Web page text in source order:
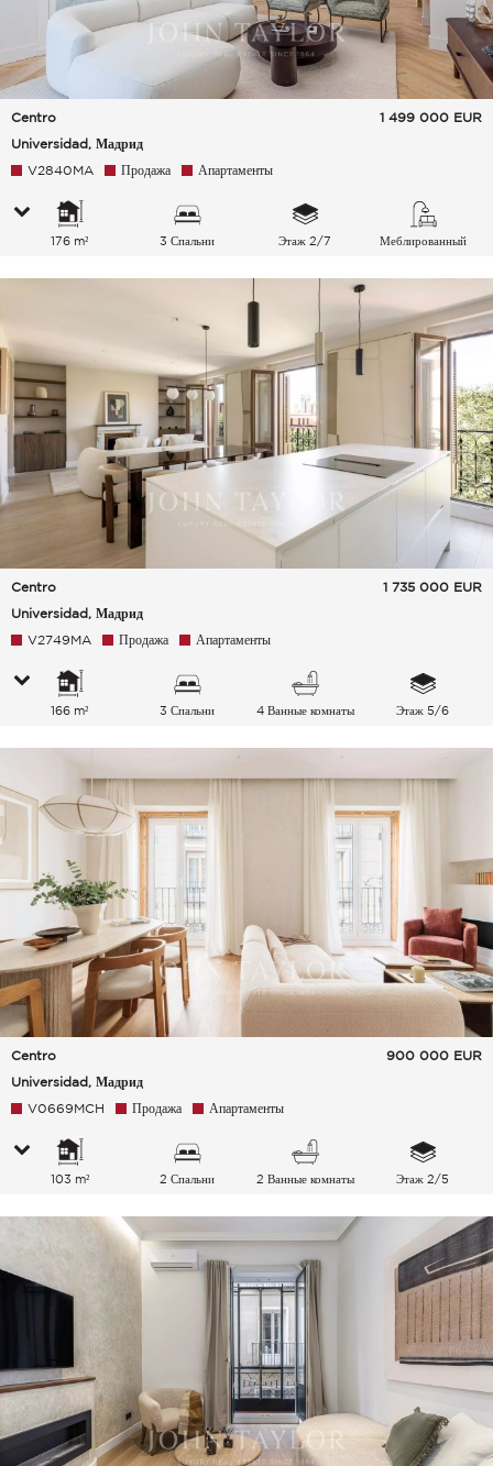
Centro
Universidad, Мадрид
1 499 000 EUR
V2840MA Продажа Апартаменты
176 m² 3 Спальни Этаж 2/7 Меблированный
Centro
Universidad, Мадрид
1 735 000 EUR
V2749MA Продажа Апартаменты
166 m² 3 Спальни 4 Ванные комнаты Этаж 5/6
Centro
Universidad, Мадрид
900 000 EUR
V0669MCH Продажа Апартаменты
103 m² 2 Спальни 2 Ванные комнаты Этаж 2/5